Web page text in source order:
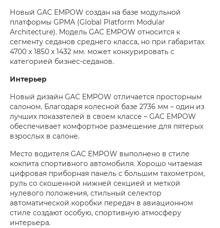
Новый GAC EMPOW создан на базе модульной
платформы GPMA (Global Platform Modular
Architecture). Модель GAC EMPOW относится к
сегменту седанов среднего класса, но при габаритах
4700 х 1850 x 1432 мм. может конкурировать с
категорией бизнес-седанов.
Интерьер
Новый дизайн GAC EMPOW отличается просторным
салоном. Благодаря колесной базе 2736 мм – один из
лучших показателей в своем классе – GAC EMPOW
обеспечивает комфортное размещение для пятерых
взрослых в салоне.
Место водителя GAC EMPOW выполнено в стиле
кокпита спортивного автомобиля. Хорошо читаемая
цифровая приборная панель с большим тахометром,
руль со скошенной нижней секцией и меткой
нулевого положения, стильный селектор
автоматической коробки передач в авиационном
стиле создают особую, спортивную атмосферу
интерьера.